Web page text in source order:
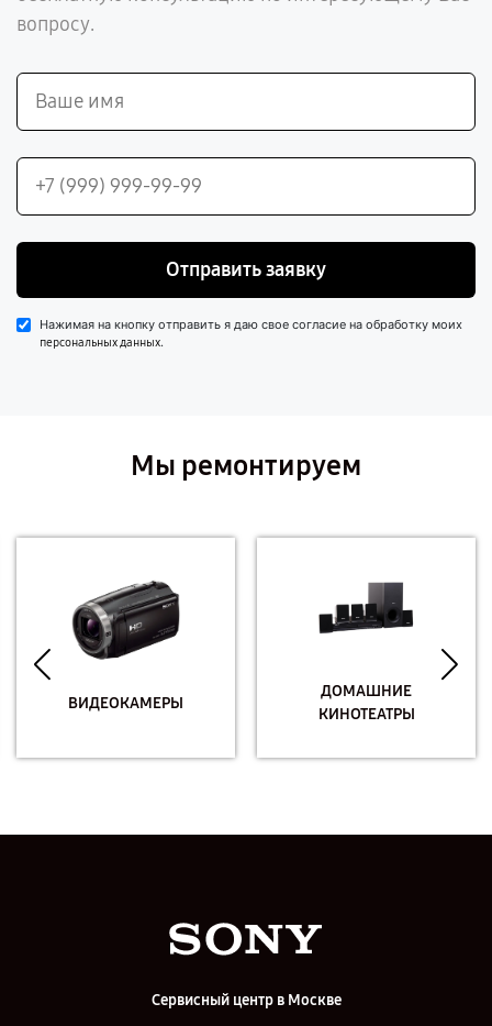
вопросу.
Отправить заявку
Нажимая на кнопку отправить я даю свое согласие на обработку моих
персональных данных.
Мы ремонтируем
ВИДЕОКАМЕРЫ
ДОМАШНИЕ
КИНОТЕАТРЫ
Сервисный центр в Москве